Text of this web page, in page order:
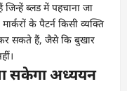
ब्लड में पहचाना जा
के पैटर्न किसी व्यक्ति
सकते हैं, जैसे कि बुखार
सकेगा अध्ययन